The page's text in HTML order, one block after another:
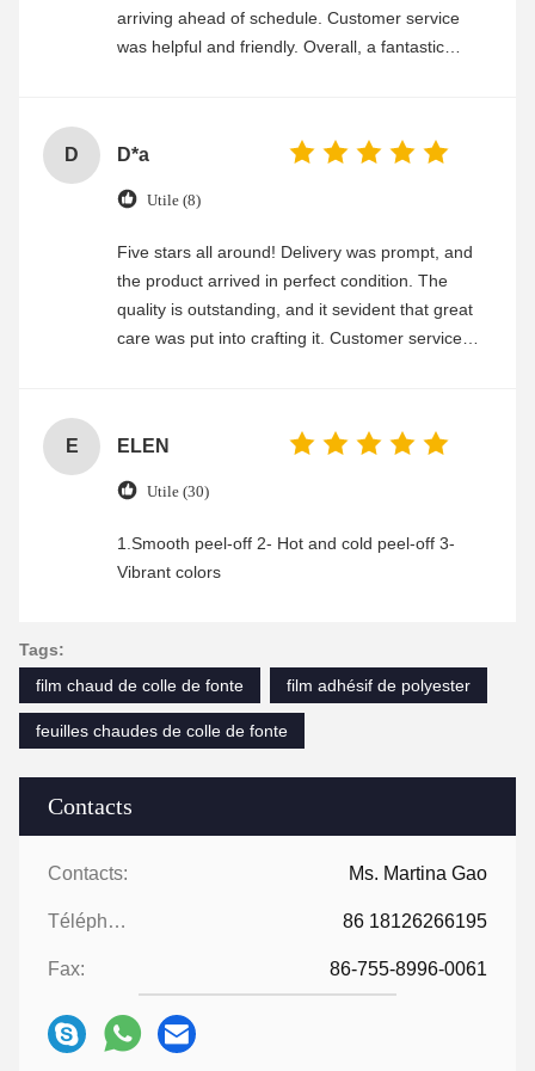
Contacts
Contacts: Ms. Martina Gao
Téléphone: 86 18126266195
Fax: 86-755-8996-0061
arriving ahead of schedule. Customer service
was helpful and friendly. Overall, a fantastic
D D*a
Utile (8)
Five stars all around! Delivery was prompt, and
the product arrived in perfect condition. The
quality is outstanding, and it sevident that great
care was put into crafting it. Customer service
E ELEN
Utile (30)
1.Smooth peel-off 2- Hot and cold peel-off 3-
Vibrant colors
Tags:
film chaud de colle de fonte
film adhésif de polyester
feuilles chaudes de colle de fonte